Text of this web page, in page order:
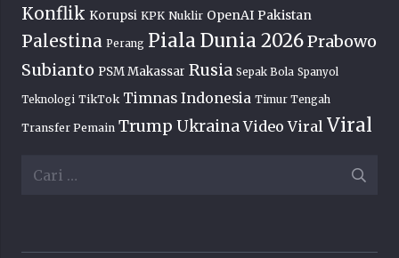
Konflik Korupsi KPK Nuklir OpenAI Pakistan
Palestina Perang Piala Dunia 2026Prabowo
Subianto PSM Makassar Rusia Sepak Bola Spanyol
Teknologi TikTok Timnas Indonesia Timur Tengah
Transfer Pemain Trump Ukraina Video Viral Viral
Cari